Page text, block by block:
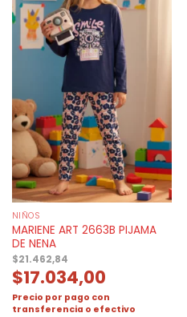
NIÑOS
MARIENE ART 2663B PIJAMA
DE NENA
$21.462,84
$17.034,00
Precio por pago con
transferencia o efectivo